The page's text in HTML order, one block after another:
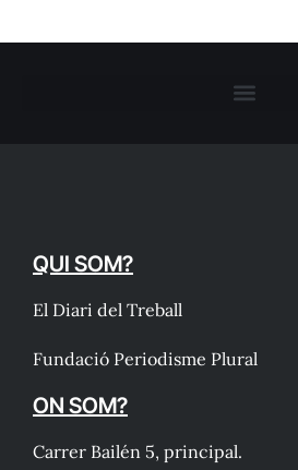
QUI SOM?
El Diari del Treball
Fundació Periodisme Plural
ON SOM?
Carrer Bailén 5, principal.